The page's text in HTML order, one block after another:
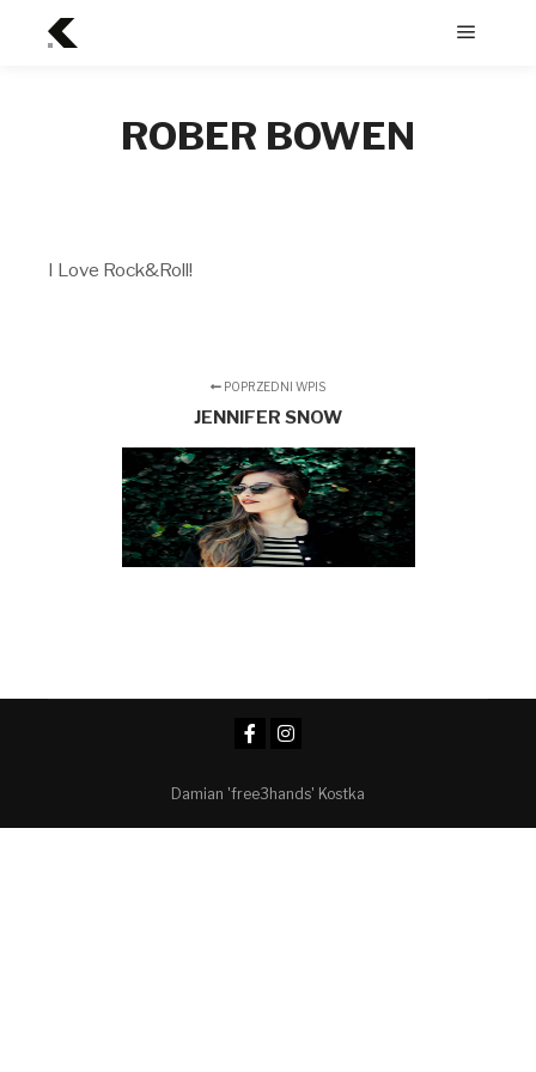
ROBER BOWEN
I Love Rock&Roll!
POPRZEDNI WPIS
JENNIFER SNOW
Damian 'free3hands' Kostka